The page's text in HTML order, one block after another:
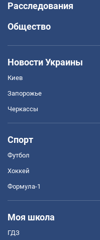
Расследования
Общество
Новости Украины
Киев
Запорожье
Черкассы
Спорт
Футбол
Хоккей
Формула-1
Моя школа
ГДЗ